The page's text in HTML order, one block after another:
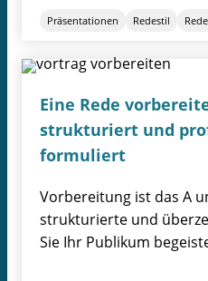
Präsentationen Redestil
Eine Rede
strukturiert und
formuliert
Vorbereitung ist das A
strukturierte und
Sie Ihr Publikum